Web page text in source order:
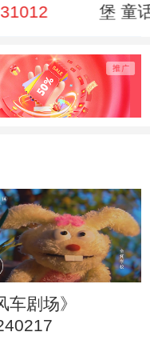
堡 童
家吧
车剧场》